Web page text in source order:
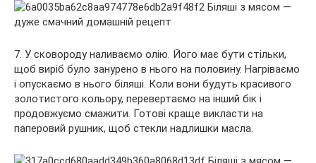
7. У сковороду наливаємо олію. Його має бути стільки,
щоб виріб було занурено в нього на половину. Нагріваємо
і опускаємо в нього біляші. Коли вони будуть красивого
золотистого кольору, перевертаємо на інший бік і
продовжуємо смажити. Готові краще викласти на
паперовий рушник, щоб стекли надлишки масла.